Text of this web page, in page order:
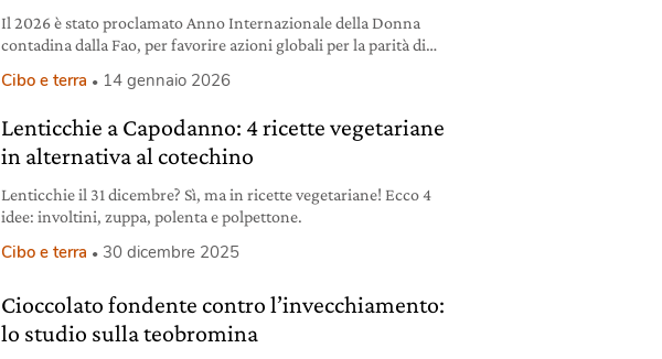
Il 2026 è stato proclamato Anno Internazionale della Donna
contadina dalla Fao, per favorire azioni globali per la parità di
Cibo e terra 14 gennaio 2026
Lenticchie a Capodanno: 4 ricette vegetariane
in alternativa al cotechino
Lenticchie il 31 dicembre? Sì, ma in ricette vegetariane! Ecco 4
idee: involtini, zuppa, polenta e polpettone.
Cibo e terra 30 dicembre 2025
Cioccolato fondente contro l’invecchiamento:
lo studio sulla teobromina